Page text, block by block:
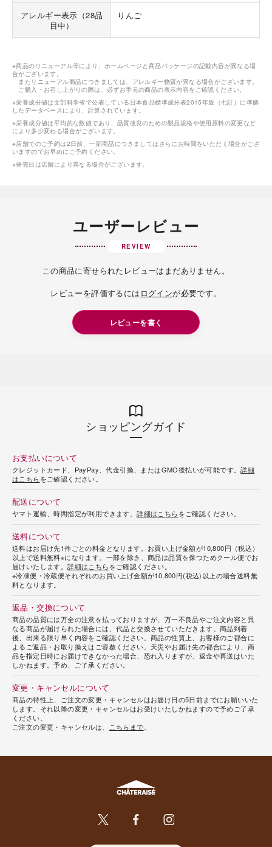
アレルギー表示（28品
目中）
りんご
※商品のリニューアル等により、ホームページと商品パッケージの記載内容が異なる場
合がございます。
またリニューアル商品につきましては、アレルギー物質が異なる場合がございます。
ご購入・お召し上がりの際は、必ずお手元の商品の表示内容をご確認ください。
※栄養成分値は文部科学省で公表している日本食品標準成分表2015年版（七訂）に準拠
したデータベースにより、計算されています。
※栄養成分値は平均的な数値であり、品質改良のための製品規格や使用原料の変更など
により多少変わる場合がございます。
※店舗でのご予約は2日前、一部商品につきましてはさらにお時間をいただく場合がござ
いますのでお早めにご予約ください。
※発売日は店舗により異なる場合がございます。
ユーザーレビュー
REVIEW
この商品に寄せられたレビューはまだありません。
レビューを評価するには ログインが必要です。
レビューを書く
ショッピングガイド
お支払いについて
クレジットカード、PayPay、代金引換、またはGMO後払いが可能です。詳細
はこちらをご確認ください。
配送について
ヤマト運輸、時間指定が利用できます。詳細はこちらをご確認ください。
送料について
送料はお届け先1件ごとの料金となります。お買い上げ金額が10,800円（税込）
以上で送料無料※になります。一部を除き、商品は品質を保つためクール便でお
届けいたします。詳細はこちらをご確認ください。
※冷凍便・冷蔵便それぞれのお買い上げ金額が10,800円(税込)以上の場合送料無
料となります。
返品・交換について
商品の品質には万全の注意を払っておりますが、万一不良品やご注文内容と異
なる商品が届けられた場合には、代品と交換させていただきます。商品到着
後、出来る限り早く内容をご確認ください。商品の性質上、お客様のご都合に
よるご返品・お取り換えはご容赦ください。天災やお届け先の都合により、商
品を指定日時にお届けできなかった場合、恐れ入りますが、返金や再送はいた
しかねます。予め、ご了承ください。
変更・キャンセルについて
商品の特性上、ご注文の変更・キャンセルはお届け日の5日前までにお願いいた
します。それ以降の変更・キャンセルはお受けいたしかねますので予めご了承
ください。
ご注文の変更・キャンセルは、
こちらまで